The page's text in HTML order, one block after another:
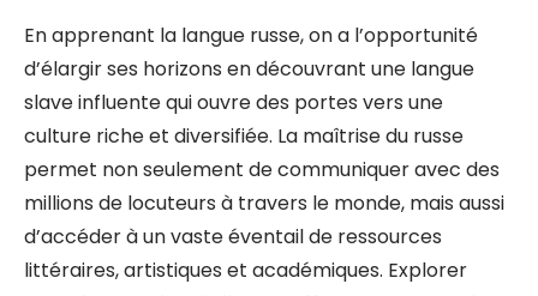
En apprenant la langue russe, on a l’opportunité
d’élargir ses horizons en découvrant une langue
slave influente qui ouvre des portes vers une
culture riche et diversifiée. La maîtrise du russe
permet non seulement de communiquer avec des
millions de locuteurs à travers le monde, mais aussi
d’accéder à un vaste éventail de ressources
littéraires, artistiques et académiques. Explorer